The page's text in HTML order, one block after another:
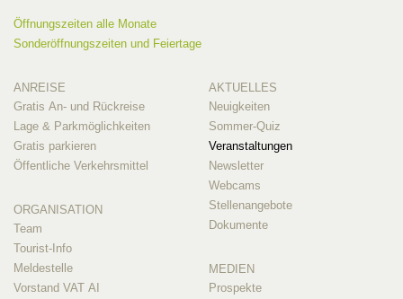
Öffnungszeiten alle Monate
Sonderöffnungszeiten und Feiertage
ANREISE
Gratis An- und Rückreise
Lage & Parkmöglichkeiten
Gratis parkieren
Öffentliche Verkehrsmittel
ORGANISATION
Team
Tourist-Info
Meldestelle
Vorstand VAT AI
AKTUELLES
Neuigkeiten
Sommer-Quiz
Veranstaltungen
Newsletter
Webcams
Stellenangebote
Dokumente
MEDIEN
Prospekte